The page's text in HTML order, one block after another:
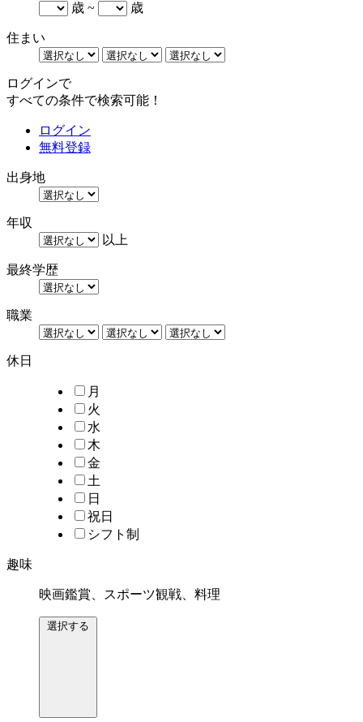
歳 ~
歳
住まい
ログインで
すべての条件で検索可能！
ログイン
無料登録
出身地
年収
以上
最終学歴
職業
休日
月
火
水
木
金
土
日
祝日
シフト制
趣味
映画鑑賞、スポーツ観戦、料理
選択する